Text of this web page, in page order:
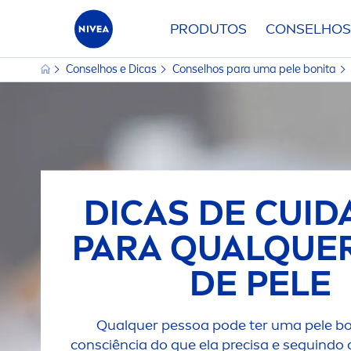
PRODUTOS CONSELHOS
Conselhos e Dicas Conselhos para uma pele bonita
DICAS DE
PARA
DE PELE
Qualquer pessoa pode ter uma pele
consciência do que ela precisa e seguindo